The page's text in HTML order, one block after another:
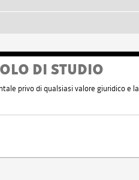
DI STUDIO
privo di qualsiasi valore giuridico e la